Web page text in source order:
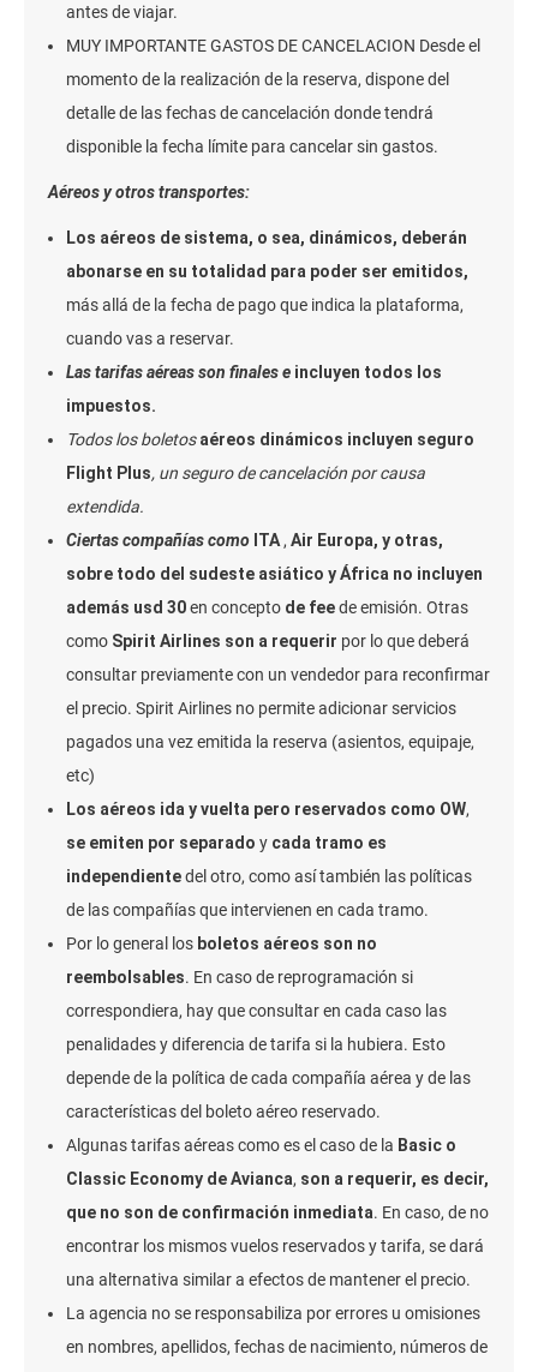
antes de viajar.
MUY IMPORTANTE GASTOS DE CANCELACION Desde el
momento de la realización de la reserva, dispone del
detalle de las fechas de cancelación donde tendrá
disponible la fecha límite para cancelar sin gastos.
Aéreos y otros transportes:
Los aéreos de sistema, o sea, dinámicos, deberán
abonarse en su totalidad para poder ser emitidos,
más allá de la fecha de pago que indica la plataforma,
cuando vas a reservar.
Las tarifas aéreas son finales e incluyen todos los
impuestos.
Todos los boletosaéreos dinámicos incluyen seguro
Flight Plus, un seguro de cancelación por causa
extendida.
Ciertas compañías como ITA, Air Europa, y otras,
sobre todo del sudeste asiático y África no incluyen
además usd 30en concepto de feede emisión. Otras
como Spirit Airlines son a requerir por lo que deberá
consultar previamente con un vendedor para reconfirmar
el precio. Spirit Airlines no permite adicionar servicios
pagados una vez emitida la reserva (asientos, equipaje,
etc)
Los aéreos ida y vuelta pero reservados como OW,
se emiten por separado y cada tramo es
independientedel otro, como así también las políticas
de las compañías que intervienen en cada tramo.
Por lo general los boletos aéreos son no
reembolsables. En caso de reprogramación si
correspondiera, hay que consultar en cada caso las
penalidades y diferencia de tarifa si la hubiera. Esto
depende de la política de cada compañía aérea y de las
características del boleto aéreo reservado.
Algunas tarifas aéreas como es el caso de la Basic o
Classic Economy de Avianca, son a requerir, es decir,
que no son de confirmación inmediata. En caso, de no
encontrar los mismos vuelos reservados y tarifa, se dará
una alternativa similar a efectos de mantener el precio.
La agencia no se responsabiliza por errores u omisiones
en nombres, apellidos, fechas de nacimiento, números de